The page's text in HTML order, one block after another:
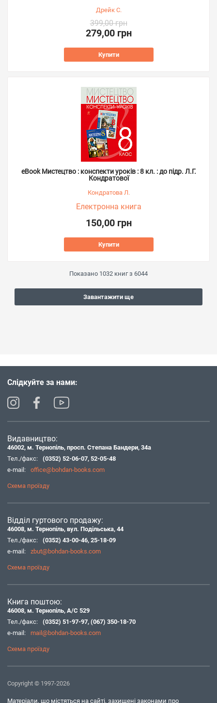
Дрейк С.
399,00 грн
279,00 грн
Купити
eBook Мистецтво : конспекти уроків : 8 кл. : до підр. Л.Г.
Кондратової
Кондратова Л.
Електронна книга
150,00 грн
Купити
Показано 1032 книг з 6044
Завантажити ще
Слідкуйте за нами:
Видавництво:
46002, м. Тернопіль, просп. Степана Бандери, 34а
Тел./факс:
(0352) 52-06-07, 52-05-48
e-mail:
office@bohdan-books.com
Схема проїзду
Відділ гуртового продажу:
46008, м. Тернопіль, вул. Подільська, 44
Тел./факс:
(0352) 43-00-46, 25-18-09
e-mail:
zbut@bohdan-books.com
Схема проїзду
Книга поштою:
46008, м. Тернопіль, А/С 529
Тел./факс:
(0352) 51-97-97, (067) 350-18-70
e-mail:
mail@bohdan-books.com
Схема проїзду
Copyright © 1997-2026
Матеріали, що містяться на сайті, захищені законами про